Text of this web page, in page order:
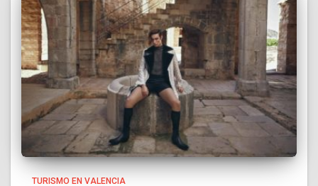
TURISMO EN VALENCIA